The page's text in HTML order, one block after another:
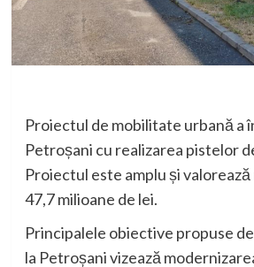
Proiectul de mobilitate urbană a
Petroșani cu realizarea pistelor
Proiectul este amplu și valorează
47,7 milioane de lei.
Principalele obiective propuse
la Petroșani vizează